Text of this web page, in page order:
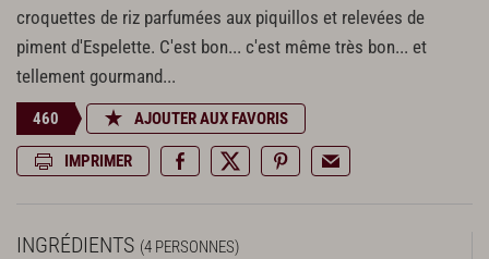
croquettes de riz parfumées aux piquillos et relevées de
piment d'Espelette. C'est bon... c'est même très bon... et
tellement gourmand...
460 AJOUTER AUX FAVORIS
IMPRIMER
INGRÉDIENTS (4 PERSONNES)